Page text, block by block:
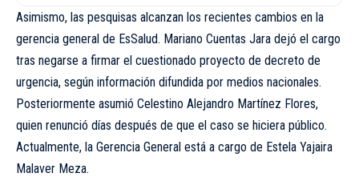
Asimismo, las pesquisas alcanzan los recientes cambios en la
gerencia general de EsSalud. Mariano Cuentas Jara dejó el cargo
tras negarse a firmar el cuestionado proyecto de decreto de
urgencia, según información difundida por medios nacionales.
Posteriormente asumió Celestino Alejandro Martínez Flores,
quien renunció días después de que el caso se hiciera público.
Actualmente, la Gerencia General está a cargo de Estela Yajaira
Malaver Meza.